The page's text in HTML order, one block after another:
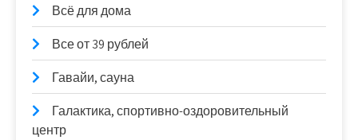
Всё для дома
Все от 39 рублей
Гавайи, сауна
Галактика, спортивно-оздоровительный
центр